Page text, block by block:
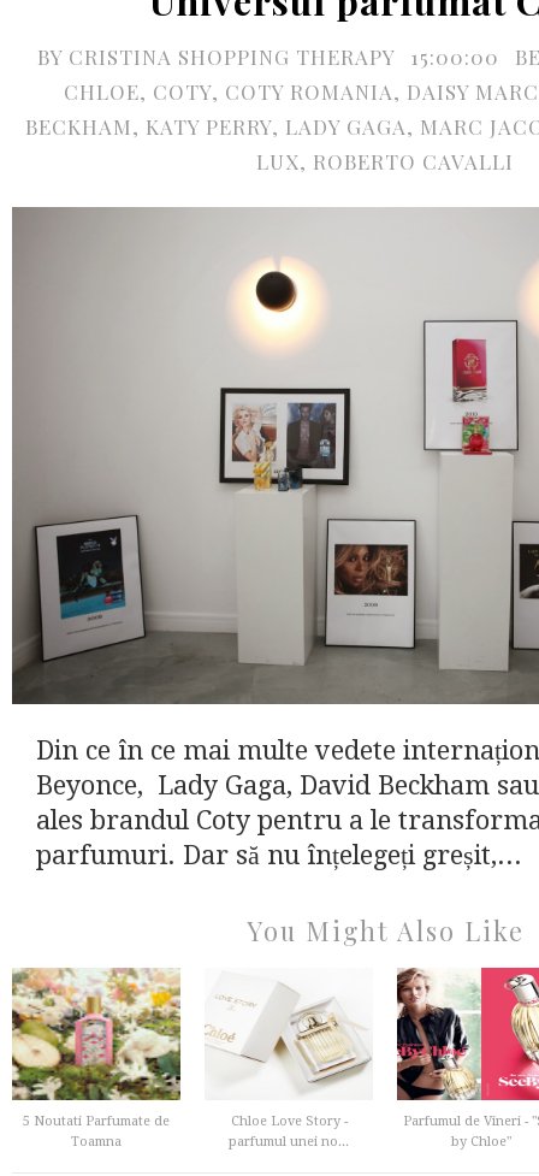
BY CRISTINA SHOPPING THERAPY 15:00:00
CHLOE, COTY, COTY ROMANIA, DAISY
BECKHAM, KATY PERRY, LADY GAGA, MARC
LUX, ROBERTO CAVALLI
Din ce în ce mai multe vedete
Beyonce, Lady Gaga, David Beckham
ales brandul Coty pentru a le
parfumuri. Dar să nu înțelegeți greșit,...
You Might Also Like
5 Noutati Parfumate de
Toamna
Chloe Love Story -
parfumul unei no...
Parfumul de Vineri -
by Chloe"